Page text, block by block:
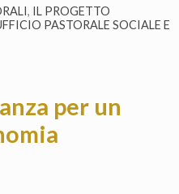
, IL PROGETTO
PASTORALE SOCIALE E
per un